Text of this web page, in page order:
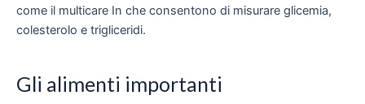
come il multicare In che consentono di misurare glicemia,
colesterolo e trigliceridi.
Gli alimenti importanti